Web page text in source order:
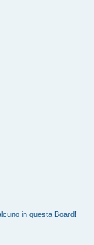
in questa Board!